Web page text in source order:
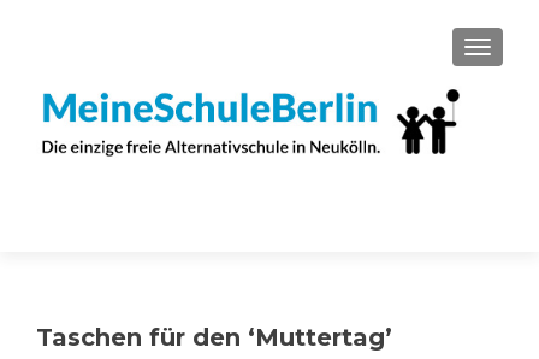
Taschen für den ‘Muttertag’